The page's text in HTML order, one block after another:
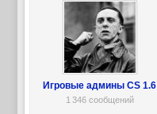
Игровые админы CS 1.6
1 346 сообщений